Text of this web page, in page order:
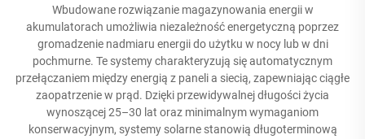
Wbudowane rozwiązanie magazynowania energii w
akumulatorach umożliwia niezależność energetyczną poprzez
gromadzenie nadmiaru energii do użytku w nocy lub w dni
pochmurne. Te systemy charakteryzują się automatycznym
przełączaniem między energią z paneli a siecią, zapewniając ciągłe
zaopatrzenie w prąd. Dzięki przewidywalnej długości życia
wynoszącej 25–30 lat oraz minimalnym wymaganiom
konserwacyjnym, systemy solarne stanowią długoterminową